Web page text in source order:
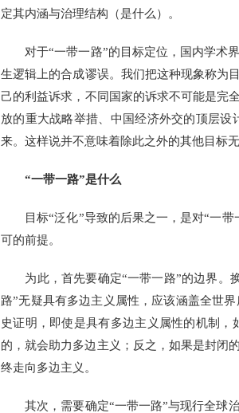
定其内涵与治理结构（是什么）。
对于“一带一路”的目标定位，国内学术界
生逻辑上的合成谬误。我们把这种现象称为
己的利益诉求，不同国家的诉求不可能是完
放的重大战略举措、中国经济外交的顶层
来。这样说并不意味着除此之外的其他目标
“一带一路”是什么
目标“泛化”导致的后果之一，是对“一带
可的前提。
为此，首先要确定“一带一路”的边界。换
路”无疑具有多边主义属性，应该涵盖全世
史证明，即使是具有多边主义属性的机制
的，就会助力多边主义；反之，如果是封闭
终走向多边主义。
其次，需要确定“一带一路”与现行全球治